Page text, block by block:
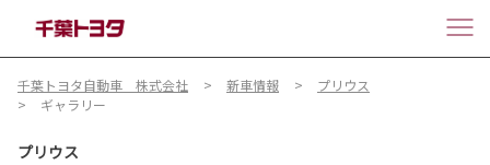
千葉トヨタ自動車 株式会社 新車情報
プリウス
ギャラリー
プリウス